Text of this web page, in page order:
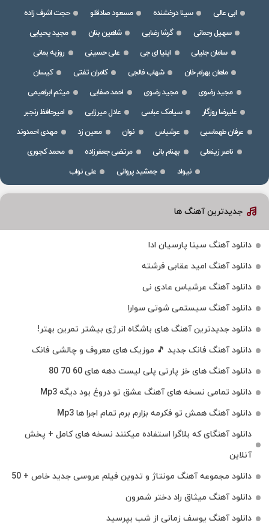
ابی عالی سینا درخشنده مسعود صادقلو
حجت اشرف زاده
سهیل رحمانی
گرشا رضایی شاهین بنان
مجید یحیایی
سامان جلیلی
ایلیا ای جی علی حسینی
روزبه بمانی
ماهان بهرام خان
شهاب فالجی کامران تفتی
کیسان
مجید رضوی
مجید رضوی احمد صفایی
میثم ابراهیمی
علیرضا روزگار
سیامک عباسی عادل میرزایی
امیرحافظ رنجبر
عرفان طهماسبی
عرشیاس نوان معین زد
مهدی احمدوند
ناصر زینعلی
بهنام بانی مرتضی جعفرزاده
محمد کجوری
نیواد
جمشید پروانی علی نواب
جدیدترین آهنگ ها
دانلود آهنگ سینا پارسیان ادا
دانلود آهنگ امید عقابی فرشته
دانلود آهنگ عرشیاس عادی نی
دانلود آهنگ سیستمی شوتی سوارا
دانلود جدیدترین آهنگ‌ های باشگاه انرژی بیشتر تمرین بهتر!
دانلود آهنگ فانک جدید 🎵 موزیک‌ های معروف و چالشی فانک
دانلود آهنگ های خز پارتی پلی لیست دهه های 60 70 80
دانلود تمامی نسخه های آهنگ عشق تو دروغ بود دیگه Mp3
دانلود آهنگ همش تو فکرمه بزارم برم تمام اجرا ها Mp3
دانلود آهنگای که بلاگرا استفاده میکنند نسخه های کامل + پخش
آنلاین
دانلود مجموعه آهنگ مونتاژ و تدوین فیلم عروسی جدید خاص + 50
دانلود آهنگ میثاق راد دختر شمرون
دانلود آهنگ یوسف زمانی از شب بپرسید